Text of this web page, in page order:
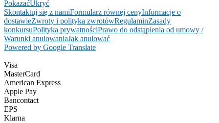
PokazaćUkryć
Skontaktuj się z namiFormularz równej cenyInformacje o
dostawieZwroty i polityka zwrotówRegulaminZasady
konkursuPolityka prywatnościPrawo do odstąpienia od umowy /
Warunki anulowaniaJak anulować
Powered by Google Translate
Visa
MasterCard
American Express
Apple Pay
Bancontact
EPS
Klarna